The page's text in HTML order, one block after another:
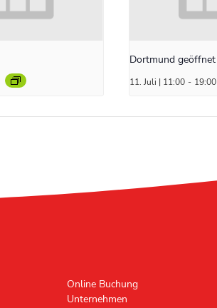
Dortmund geöffnet
11. Juli | 11:00 - 19:00
Online Buchung
Unternehmen